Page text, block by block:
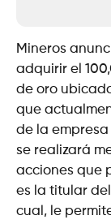
Mineros
adquirir el
de oro
que
de la
se realizará
acciones que
es la titular
cual, le